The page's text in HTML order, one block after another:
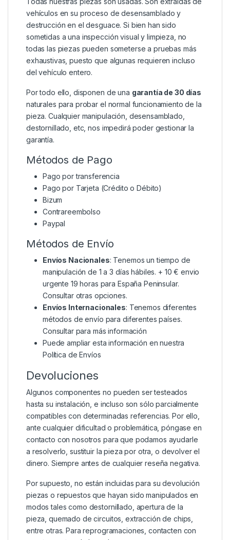
vehículos en su proceso de desensamblado y
destrucción en el desguace. Si bien han sido
sometidas a una inspección visual y limpieza, no
todas las piezas pueden someterse a pruebas más
exhaustivas, puesto que algunas requieren incluso
del vehículo entero.
Por todo ello, disponen de una garantía de 30 días
naturales para probar el normal funcionamiento de la
pieza. Cualquier manipulación, desensamblado,
destornillado, etc, nos impedirá poder gestionar la
garantía.
Métodos de Pago
Pago por transferencia
Pago por Tarjeta (Crédito o Débito)
Bizum
Contrareembolso
Paypal
Métodos de Envío
Envíos Nacionales: Tenemos un tiempo de
manipulación de 1 a 3 días hábiles. + 10 € envio
urgente 19 horas para España Peninsular.
Consultar otras opciones.
Envíos Internacionales: Tenemos diferentes
métodos de envío para diferentes países.
Consultar para más información
Puede ampliar esta información en nuestra
Política de Envíos
Devoluciones
Algunos componentes no pueden ser testeados
hasta su instalación, e incluso son sólo parcialmente
compatibles con determinadas referencias. Por ello,
ante cualquier dificultad o problemática, póngase en
contacto con nosotros para que podamos ayudarle
a resolverlo, sustituir la pieza por otra, o devolver el
dinero. Siempre antes de cualquier reseña negativa.
Por supuesto, no están incluidas para su devolución
piezas o repuestos que hayan sido manipulados en
modos tales como destornillado, apertura de la
pieza, quemado de circuitos, extracción de chips,
entre otras. Para reprogramaciones, contacten con